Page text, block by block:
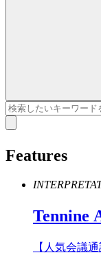
Features
Tennine
【人気会議